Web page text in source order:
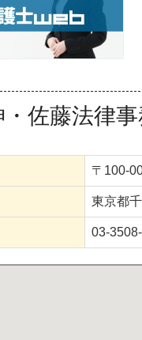
・佐藤法律
〒100-
東京都
03-